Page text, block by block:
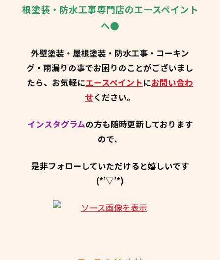
根塗装・防水工事専門店のエースペイント
へ●
外壁塗装・屋根塗装・防水工事・コーキン
グ・雨漏りの事でお困りのことがございまし
たら、お気軽にエースペイントにお問い合わ
せください。
インスタグラムの方も随時更新しております
ので、
是非フォローしていただけると嬉しいです
(*’▽’*)